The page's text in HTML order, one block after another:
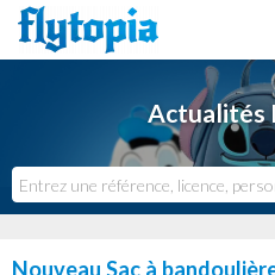
BONS
Actualités
Nouveau Sac à